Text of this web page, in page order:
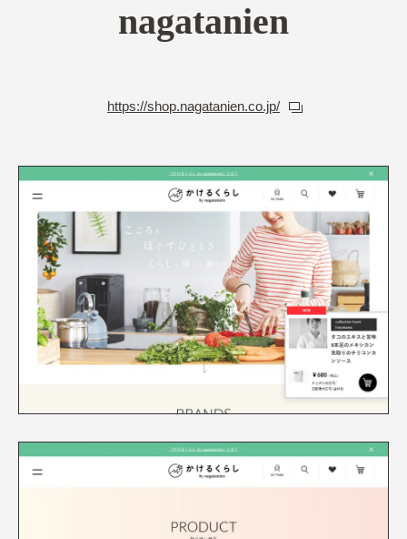
nagatanien
https://shop.nagatanien.co.jp/